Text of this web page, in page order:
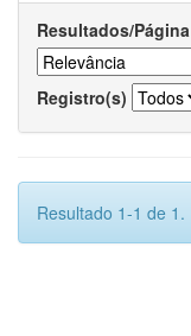
Resultados/Página
Registro(s)
Resultado 1-1 de 1.